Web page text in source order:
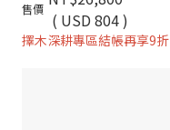
售價
( USD 804 )
擇木深耕專區結帳再享9折